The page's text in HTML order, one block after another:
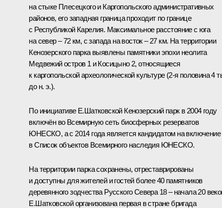
на стыке Плесецкого и Каргопольского административных
районов, его западная граница проходит по границе
с Республикой Карелия. Максимальное расстояние с юга
на север – 72 км, с запада на восток – 27 км. На территории
Кенозерского парка выявлены памятники эпохи неолита
Медвежий остров 1 и Косицыно 2, относящиеся
к каргопольской археологической культуре (2-я половина 4
до н. э.).
По инициативе Е.Шатковской Кенозерский парк в 2004 году
включён во Всемирную сеть биосферных резерватов
ЮНЕСКО, а с 2014 года является кандидатом на включение
в Список объектов Всемирного наследия ЮНЕСКО.
На территории парка сохранены, отреставрированы
и доступны для жителей и гостей более 40 памятников
деревянного зодчества Русского Севера 18 – начала 20
Е.Шатковской организована первая в стране бригада